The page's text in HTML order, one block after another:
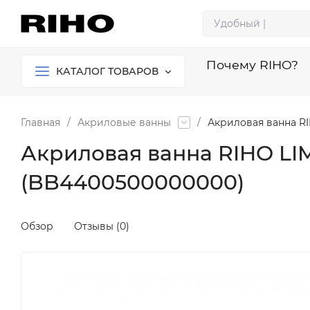
КАТАЛОГ ТОВАРОВ Почему RIHO?
Главная / Акриловые ванны / Акриловая ванна
Акриловая ванна RIHO
(BB4400500000000)
Обзор Отзывы (0)